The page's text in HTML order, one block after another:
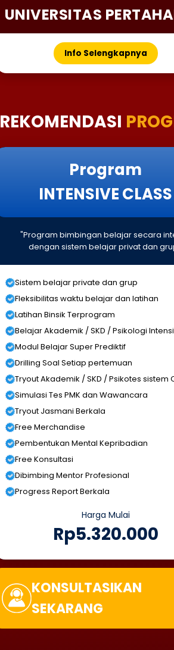
UNIVERSITAS
Info Selengkapnya
REKOMENDASI
Program
INTENSIVE CLASS
"Program bimbingan belajar secara
dengan sistem belajar privat dan
Sistem belajar private dan grup
Fleksibilitas waktu belajar dan latihan
Latihan Binsik Terprogram
Belajar Akademik / SKD / Psikologi
Modul Belajar Super Prediktif
Drilling Soal Setiap pertemuan
Tryout Akademik / SKD / Psikotes sistem
Simulasi Tes PMK dan Wawancara
Tryout Jasmani Berkala
Free Merchandise
Pembentukan Mental Kepribadian
Free Konsultasi
Dibimbing Mentor Profesional
Progress Report Berkala
Harga Mulai
Rp5.320.000
KONSULTASIKAN
SEKARANG